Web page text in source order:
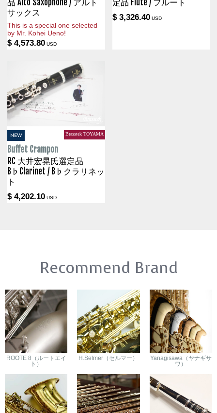
品 Alto Saxophone / アルト
サックス
This is a special one selected
by Mr. Kohei Ueno!
$ 4,573.80 USD
定品 Flute / フルート
$ 3,326.40USD
NEW Brasstek TOYAMA
Buffet Crampon
RC 大井宏晃氏選定品
B♭Clarinet / B♭クラリネッ
ト
$ 4,202.10 USD
Recommend Brand
ROOTE 8（ルートエイ
ト）
H.Selmer（セルマー）
Yanagisawa（ヤナギサ
ワ）